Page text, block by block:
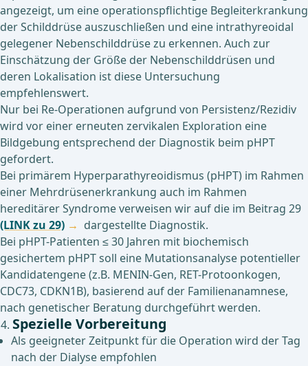
angezeigt, um eine operationspflichtige Begleiterkrankung
der Schilddrüse auszuschließen und eine intrathyreoidal
gelegener Nebenschilddrüse zu erkennen. Auch zur
Einschätzung der Größe der Nebenschilddrüsen und
deren Lokalisation ist diese Untersuchung
empfehlenswert.
Nur bei Re-Operationen aufgrund von Persistenz/Rezidiv
wird vor einer erneuten zervikalen Exploration eine
Bildgebung entsprechend der Diagnostik beim pHPT
gefordert.
Bei primärem Hyperparathyreoidismus (pHPT) im Rahmen
einer Mehrdrüsenerkrankung auch im Rahmen
hereditärer Syndrome verweisen wir auf die im Beitrag 29
(LINK zu 29)
dargestellte Diagnostik.
Bei pHPT-Patienten ≤ 30 Jahren mit biochemisch
gesichertem pHPT soll eine Mutationsanalyse potentieller
Kandidatengene (z.B. MENIN-Gen, RET-Protoonkogen,
CDC73, CDKN1B), basierend auf der Familienanamnese,
nach genetischer Beratung durchgeführt werden.
Spezielle Vorbereitung
Als geeigneter Zeitpunkt für die Operation wird der Tag
nach der Dialyse empfohlen